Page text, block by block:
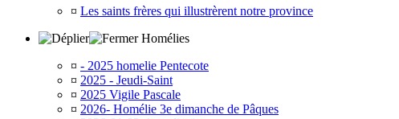
¤ Les saints frères qui illustrèrent notre province
Homélies
¤ - 2025 homelie Pentecote
¤ 2025 - Jeudi-Saint
¤ 2025 Vigile Pascale
¤ 2026- Homélie 3e dimanche de Pâques